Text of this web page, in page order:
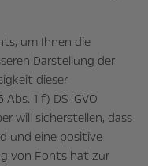
um Ihnen die
Darstellung der
dieser
1 f) DS-GVO
will sicherstellen, dass
und eine positive
von Fonts hat zur